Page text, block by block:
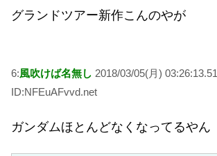
グランドツアー新作こんのやが
6:風吹けば名無し 2018/03/05(月) 03:26:13.51
ID:NFEuAFvvd.net
ガンダムほとんどなくなってるやん